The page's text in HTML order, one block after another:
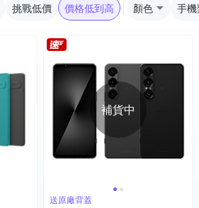
挑戰低價 價格低到高 顏色 手
補貨中
送原廠背蓋